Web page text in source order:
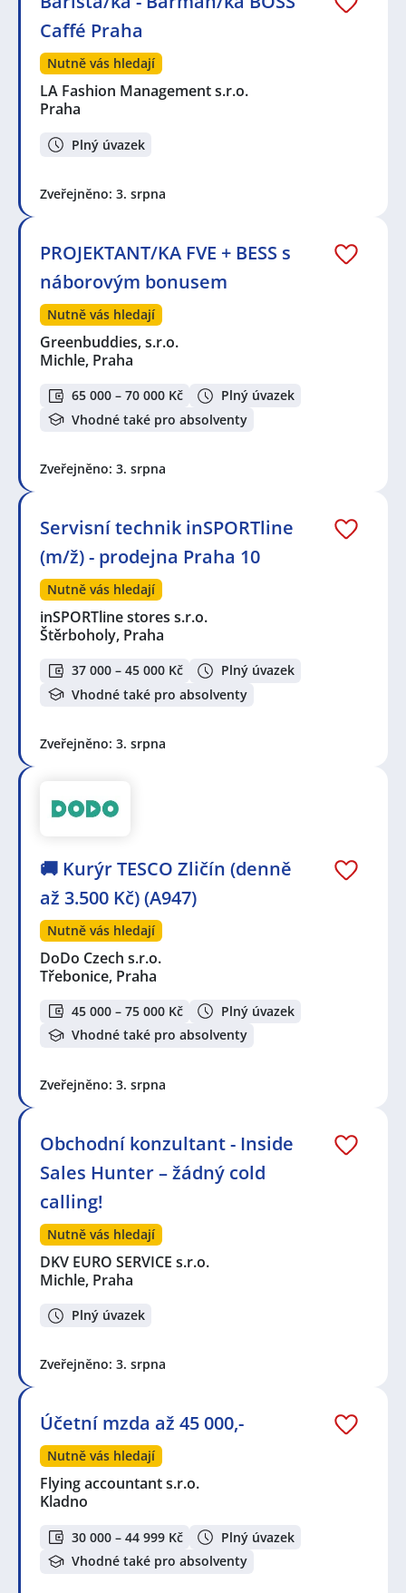
Caffé Praha
Nutně vás hledají
LA Fashion Management s.r.o.
Praha
Plný úvazek
Zveřejněno: 3. srpna
PROJEKTANT/KA FVE + BESS s
náborovým bonusem
Nutně vás hledají
Greenbuddies, s.r.o.
Michle, Praha
65 000 – 70 000 Kč
Plný úvazek
Vhodné také pro absolventy
Zveřejněno: 3. srpna
Servisní technik inSPORTline
(m/ž) - prodejna Praha 10
Nutně vás hledají
inSPORTline stores s.r.o.
Štěrboholy, Praha
37 000 – 45 000 Kč
Plný úvazek
Vhodné také pro absolventy
Zveřejněno: 3. srpna
🚚 Kurýr TESCO Zličín (denně
až 3.500 Kč) (A947)
Nutně vás hledají
DoDo Czech s.r.o.
Třebonice, Praha
45 000 – 75 000 Kč
Plný úvazek
Vhodné také pro absolventy
Zveřejněno: 3. srpna
Obchodní konzultant - Inside
Sales Hunter – žádný cold
calling!
Nutně vás hledají
DKV EURO SERVICE s.r.o.
Michle, Praha
Plný úvazek
Zveřejněno: 3. srpna
Účetní mzda až 45 000,-
Nutně vás hledají
Flying accountant s.r.o.
Kladno
30 000 – 44 999 Kč
Plný úvazek
Vhodné také pro absolventy